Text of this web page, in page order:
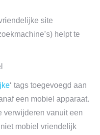
site
helpt te
‘ tags toegevoegd aan
een mobiel apparaat.
verwijderen vanuit een
mobiel vriendelijk